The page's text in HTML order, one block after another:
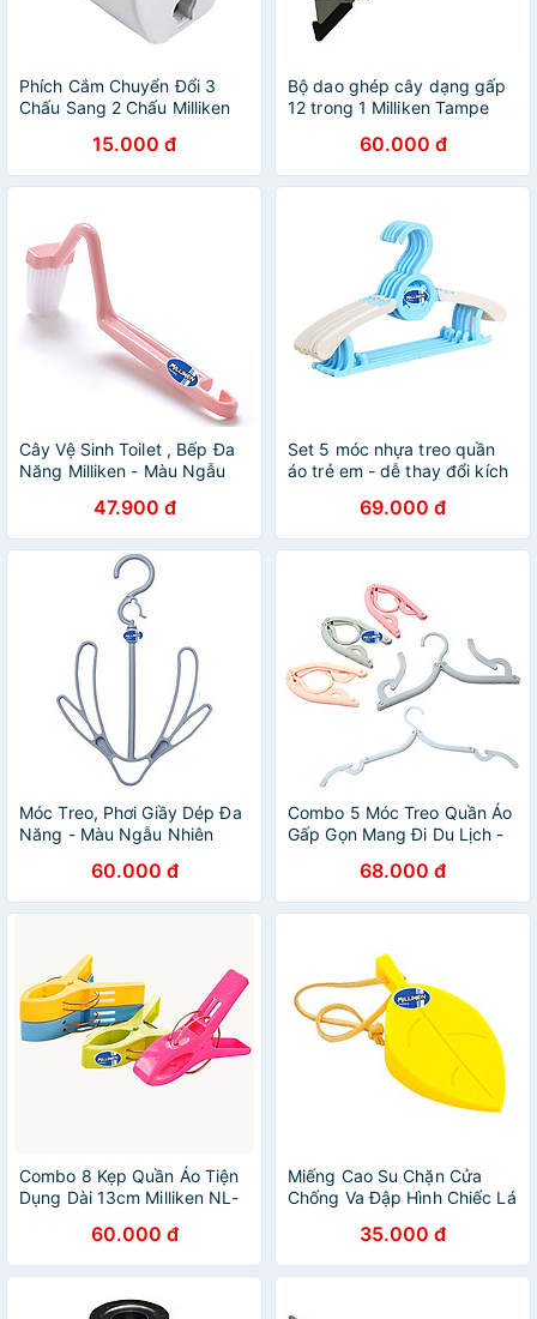
Phích Cắm Chuyển Đổi 3
Chấu Sang 2 Chấu Milliken
15.000 đ
Bộ dao ghép cây dạng gấp
12 trong 1 Milliken Tampe
60.000 đ
Cây Vệ Sinh Toilet , Bếp Đa
Năng Milliken - Màu Ngẫu
47.900 đ
Set 5 móc nhựa treo quần
áo trẻ em - dễ thay đổi kích
ngẫu nhiên69.000 đ
Móc Treo, Phơi Giầy Dép Đa
Năng - Màu Ngẫu Nhiên
60.000 đ
Combo 5 Móc Treo Quần Áo
Gấp Gọn Mang Đi Du Lịch -
68.000 đ
Combo 8 Kẹp Quần Áo Tiện
Dụng Dài 13cm Milliken NL-
60.000 đ
Miếng Cao Su Chặn Cửa
Chống Va Đập Hình Chiếc Lá
35.000 đ